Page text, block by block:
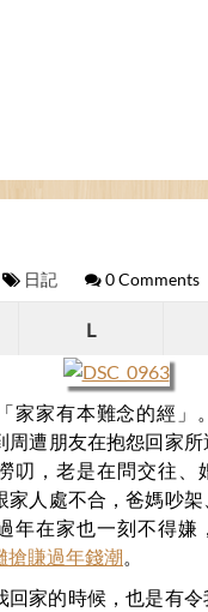
日記 0 Comments
L
家家有本難念的經」
遭朋友在抱怨回家所
叨，老是在問交往、
家人處不合，爸媽吵
年在家也一刻不得嫌
搶賺過年錢潮。
回家的時候，也是有